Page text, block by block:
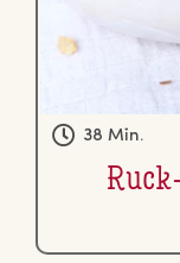
38 Min.